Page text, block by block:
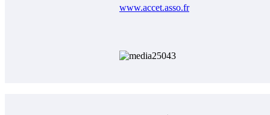
www.accet.asso.fr